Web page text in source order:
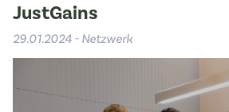
JustGains
29.01.2024 - Netzwerk